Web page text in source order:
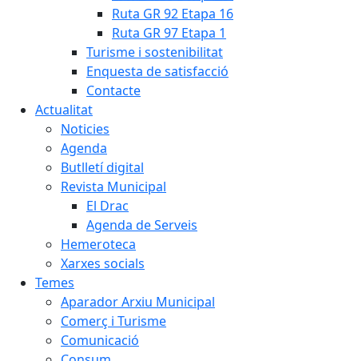
Ruta GR 92 Etapa 16
Ruta GR 97 Etapa 1
Turisme i sostenibilitat
Enquesta de satisfacció
Contacte
Actualitat
Noticies
Agenda
Butlletí digital
Revista Municipal
El Drac
Agenda de Serveis
Hemeroteca
Xarxes socials
Temes
Aparador Arxiu Municipal
Comerç i Turisme
Comunicació